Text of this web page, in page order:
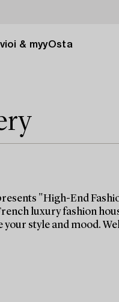
& myyOsta
"High-End
luxury fashion
your style and mood.